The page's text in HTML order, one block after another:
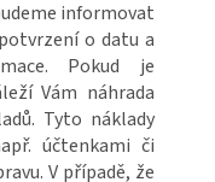
informovat
o datu a
Pokud je
Vám náhrada
Tyto náklady
účtenkami či
V případě, že